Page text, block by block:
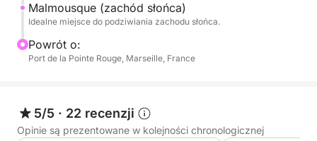
Rozkoszuj się magią zachodu słońca nad Marsylią
podczas spokojnej morskiej przejażdżki.
90 €.
Malmousque (zachód słońca)
Idealne miejsce do podziwiania zachodu słońca.
Powrót o:
Port de la Pointe Rouge, Marseille, France
5/5 · 22 recenzji
Opinie są prezentowane w kolejności chronologicznej